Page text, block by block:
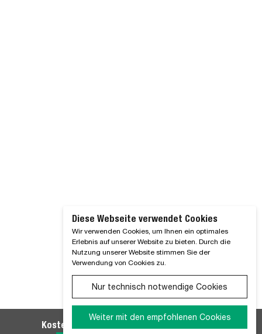
Diese Webseite verwendet Cookies
Wir verwenden Cookies, um Ihnen ein optimales
Erlebnis auf unserer Website zu bieten. Durch die
Nutzung unserer Website stimmen Sie der
Verwendung von Cookies zu.
Nur technisch notwendige Cookies
Weiter mit den empfohlenen Cookies
Kostenlosen WM SE-Newsletter abonnieren